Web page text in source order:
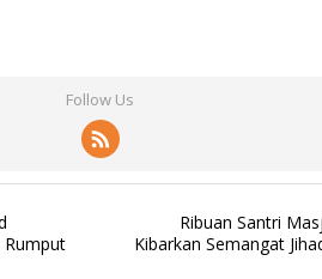
Follow Us
Rumput
Ribuan Santri
Kibarkan Semangat